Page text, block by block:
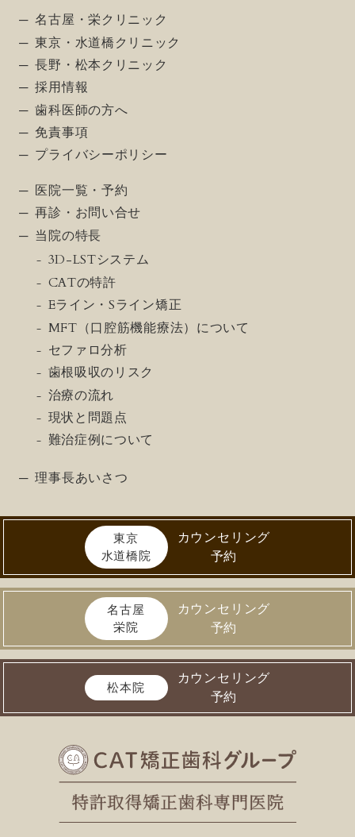
名古屋・栄クリニック
東京・水道橋クリニック
長野・松本クリニック
採用情報
歯科医師の方へ
免責事項
プライバシーポリシー
医院一覧・予約
再診・お問い合せ
当院の特長
3D-LSTシステム
CATの特許
Eライン・Sライン矯正
MFT（口腔筋機能療法）について
セファロ分析
歯根吸収のリスク
治療の流れ
現状と問題点
難治症例について
理事長あいさつ
東京
水道橋院
カウンセリング
予約
名古屋
栄院
カウンセリング
予約
松本院
カウンセリング
予約